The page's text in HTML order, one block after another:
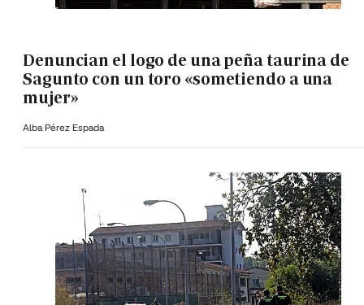
Denuncian el logo de una peña taurina de
Sagunto con un toro «sometiendo a una
mujer»
Alba Pérez Espada